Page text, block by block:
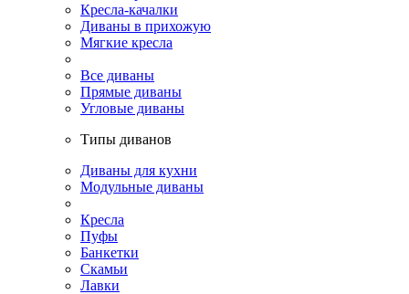
Кресла-качалки
Диваны в прихожую
Мягкие кресла
Все диваны
Прямые диваны
Угловые диваны
Типы диванов
Диваны для кухни
Модульные диваны
Кресла
Пуфы
Банкетки
Скамьи
Лавки